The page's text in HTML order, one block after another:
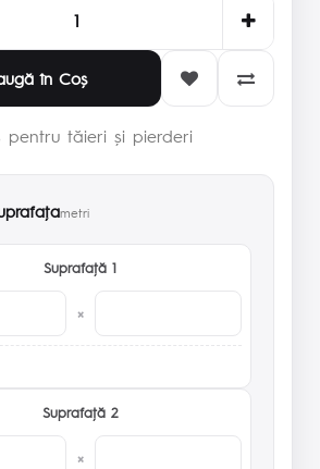
în Coş
pentru tăieri și pierderi
metri
Suprafaţă 1
×
Suprafaţă 2
×